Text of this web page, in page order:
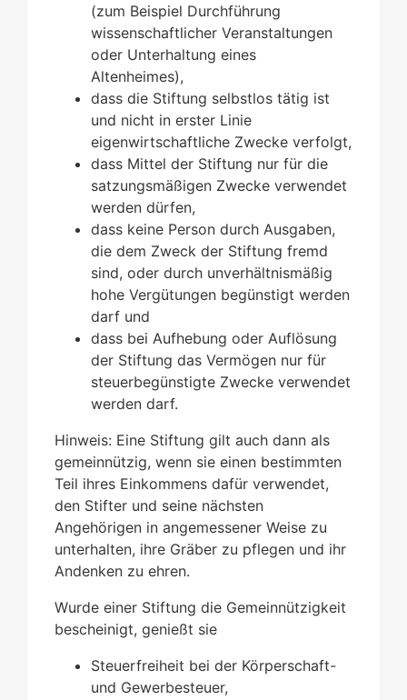
(zum Beispiel Durchführung
wissenschaftlicher Veranstaltungen
oder Unterhaltung eines
Altenheimes),
dass die Stiftung selbstlos tätig ist
und nicht in erster Linie
eigenwirtschaftliche Zwecke verfolgt,
dass Mittel der Stiftung nur für die
satzungsmäßigen Zwecke verwendet
werden dürfen,
dass keine Person durch Ausgaben,
die dem Zweck der Stiftung fremd
sind, oder durch unverhältnismäßig
hohe Vergütungen begünstigt werden
darf und
dass bei Aufhebung oder Auflösung
der Stiftung das Vermögen nur für
steuerbegünstigte Zwecke verwendet
werden darf.
Hinweis: Eine Stiftung gilt auch dann als
gemeinnützig, wenn sie einen bestimmten
Teil ihres Einkommens dafür verwendet,
den Stifter und seine nächsten
Angehörigen in angemessener Weise zu
unterhalten, ihre Gräber zu pflegen und ihr
Andenken zu ehren.
Wurde einer Stiftung die Gemeinnützigkeit
bescheinigt, genießt sie
Steuerfreiheit bei der Körperschaft-
und Gewerbesteuer,